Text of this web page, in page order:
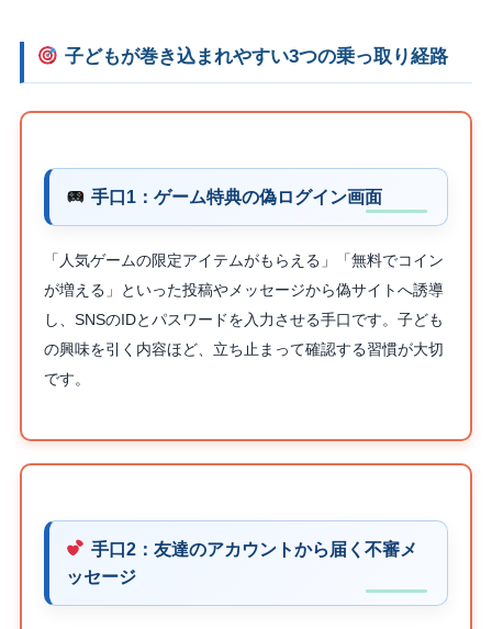
子どもが巻き込まれやすい3つの乗っ取り経路
手口1：ゲーム特典の偽ログイン画面
「人気ゲームの限定アイテムがもらえる」「無料でコイン
が増える」といった投稿やメッセージから偽サイトへ誘導
し、SNSのIDとパスワードを入力させる手口です。子ども
の興味を引く内容ほど、立ち止まって確認する習慣が大切
です。
手口2：友達のアカウントから届く不審メ
ッセージ